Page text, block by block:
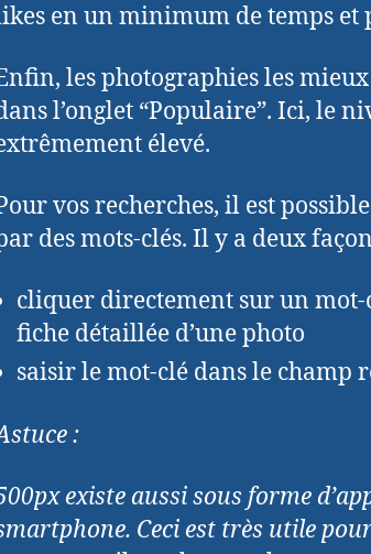
en un minimum de temps et
les photographies les
l’onglet “Populaire”. Ici, le
élevé.
vos recherches, il est
des mots-clés. Il y a deux
cliquer directement sur un mot-
fiche détaillée d’une photo
saisir le mot-clé dans le champ
:
existe aussi sous forme
Ceci est très utile